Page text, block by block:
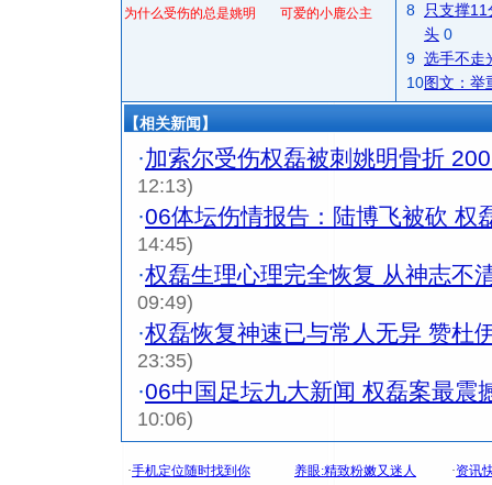
为什么受伤的总是姚明 可爱的小鹿公主 8
只支撑
头 0
9 选手不走
10图文：举
【相关新闻】
·加索尔受伤权磊被刺姚明骨折
12:13)
·06体坛伤情报告：陆博飞被砍 权
14:45)
·权磊生理心理完全恢复 从神志不
09:49)
·权磊恢复神速已与常人无异 赞杜
23:35)
·06中国足坛九大新闻 权磊案最震
10:06)